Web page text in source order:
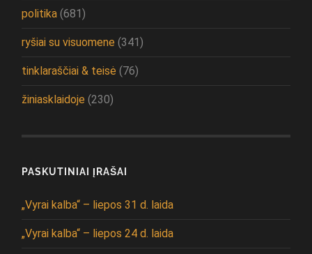
politika (681)
ryšiai su visuomene (341)
tinklaraščiai & teisė (76)
žiniasklaidoje (230)
PASKUTINIAI ĮRAŠAI
„Vyrai kalba“ – liepos 31 d. laida
„Vyrai kalba“ – liepos 24 d. laida